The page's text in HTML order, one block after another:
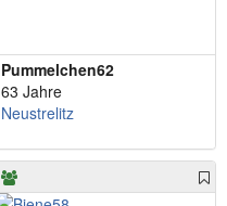
Pummelchen62
63 Jahre
Neustrelitz